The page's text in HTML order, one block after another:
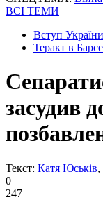
ВСІ ТЕМИ
Вступ
Теракт в
засудив
Текст: Катя Юськів,
0
247